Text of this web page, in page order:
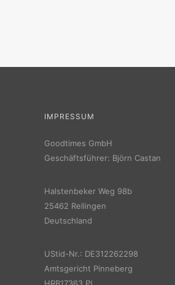
IMPRESSUM
Goodtimes GmbH
Geschäftsführer: Björn Castan
Halstenbeker Weg 98b
25462 Rellingen
Deutschland
UStid-Nr.: DE312262298
Amtsgericht Pinneberg